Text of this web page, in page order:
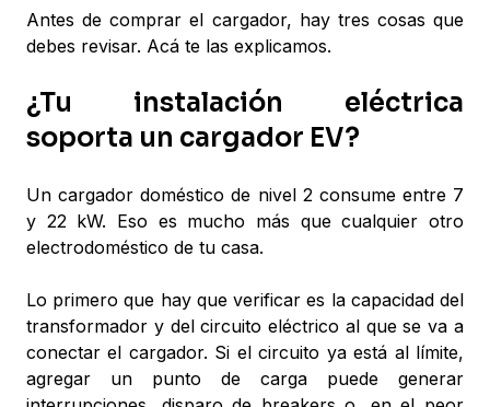
Antes de comprar el cargador, hay tres cosas que
debes revisar. Acá te las explicamos.
¿Tu instalación eléctrica
soporta un cargador EV?
Un cargador doméstico de nivel 2 consume entre 7
y 22 kW. Eso es mucho más que cualquier otro
electrodoméstico de tu casa.
Lo primero que hay que verificar es la capacidad del
transformador y del circuito eléctrico al que se va a
conectar el cargador. Si el circuito ya está al límite,
agregar un punto de carga puede generar